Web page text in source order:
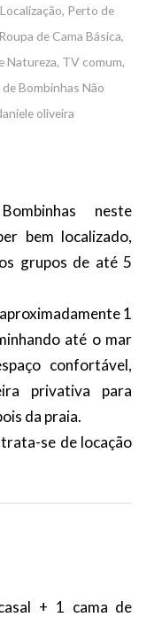
, Perto de
Roupa de Cama Básica,
Natureza, TV comum,
Bombinhas Não
oliveira
neste
bem localizado,
grupos de até 5
1
até o mar
confortável,
privativa para
da praia.
se de locação
+ 1 cama de